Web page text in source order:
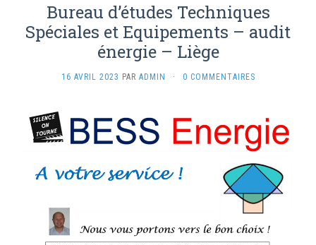
Bureau d’études Techniques
Spéciales et Equipements – audit
énergie – Liège
16 AVRIL 2023 PAR ADMIN · 0 COMMENTAIRES